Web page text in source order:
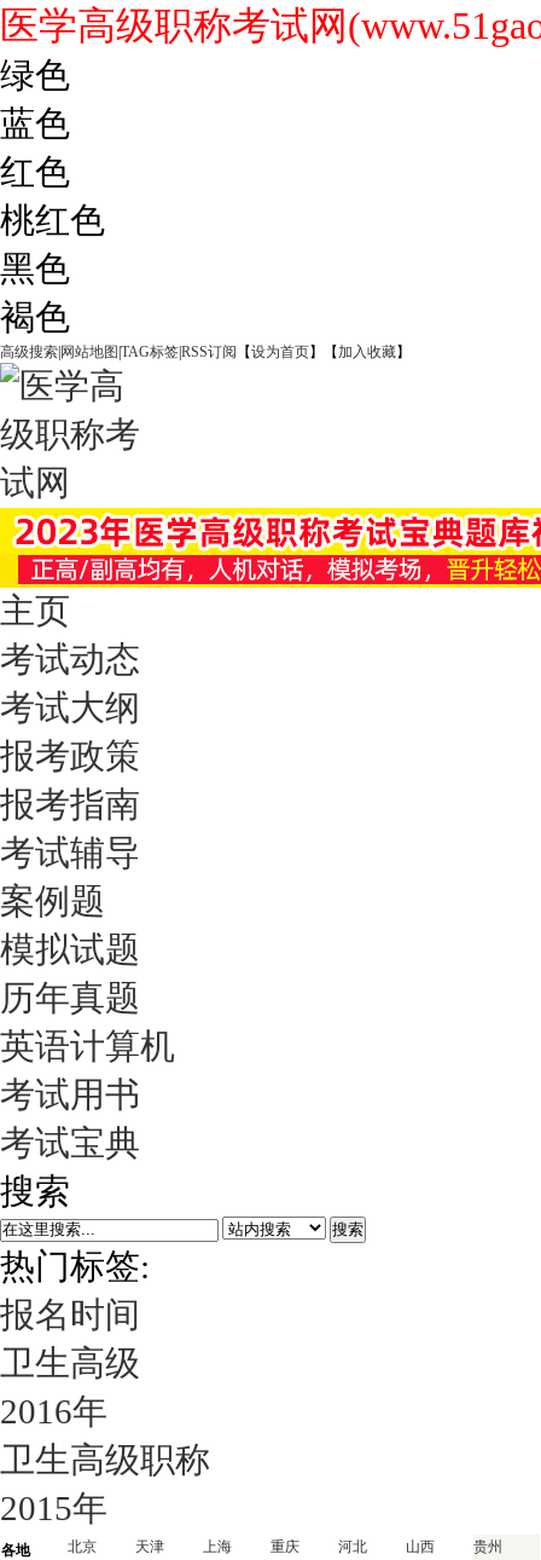
医学高级职称考试网
绿色
蓝色
红色
桃红色
黑色
褐色
高级搜索 网站地图 TAG标签RSS订阅 【设为首页】【加入收藏】
主页
考试动态
考试大纲
报考政策
报考指南
考试辅导
案例题
模拟试题
历年真题
英语计算机
考试用书
考试宝典
搜索
搜索
热门标签:
报名时间
卫生高级
2016年
卫生高级职称
2015年
各地
北京 天津 上海 重庆 河北 山西
贵州